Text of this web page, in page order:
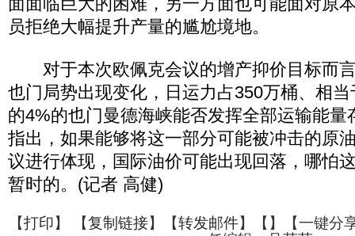
员拒绝大幅提升产量的尴尬境地。
对于本次欧佩克会议的增产抑价目标而
也门局势出现变化，日运力占350万桶、相
的4%的也门曼德海峡能否发挥全部运输能量
指出，如果能够将这一部分可能被冲击的原
议进行体现，国际油价可能出现回落，哪怕
暂时的。(记者 高健)
【打印】 【复制链接】【转发邮件】【 】
【一键分